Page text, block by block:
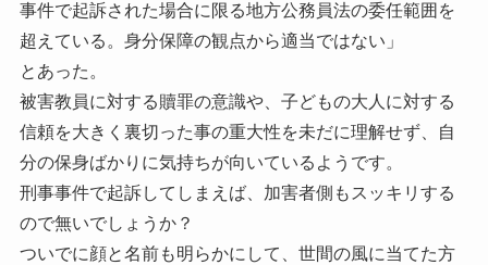
事件で起訴された場合に限る地方公務員法の委任範囲を
超えている。身分保障の観点から適当ではない」
とあった。
被害教員に対する贖罪の意識や、子どもの大人に対する
信頼を大きく裏切った事の重大性を未だに理解せず、自
分の保身ばかりに気持ちが向いているようです。
刑事事件で起訴してしまえば、加害者側もスッキリする
ので無いでしょうか？
ついでに顔と名前も明らかにして、世間の風に当てた方